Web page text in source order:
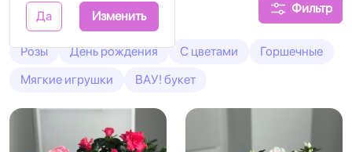
Да Изменить
Фильтр
Розы День рождения С цветами
Горшечные
Мягкие игрушки
ВАУ! букет